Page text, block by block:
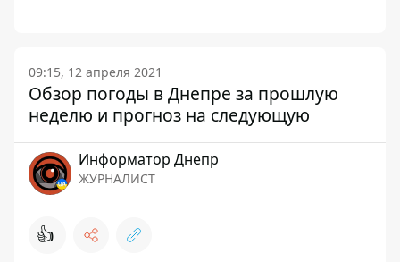
09:15, 12 апреля 2021
Обзор погоды в Днепре за прошлую
неделю и прогноз на следующую
Информатор Днепр
ЖУРНАЛИСТ
👍